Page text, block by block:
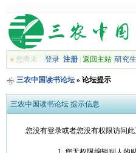
»您尚未 登录 注册| 返回主站| 研究
三农中国读书论坛» 论坛提示
三农中国读书论坛 提示信息
您没有登录或者您没有权限访问